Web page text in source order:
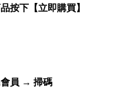
按下【立即購買】
會員 → 掃碼